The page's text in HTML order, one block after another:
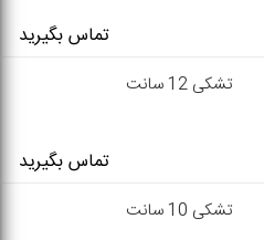
تماس بگیرید
تشکی 12 سانت
تماس بگیرید
تشکی 10 سانت